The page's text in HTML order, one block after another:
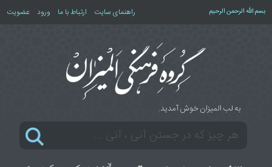
بسم الله الرحمن الرحیم راهنمای سایت ارتباط با ما ورود عضویت
به لب المیزان خوش آمدید.